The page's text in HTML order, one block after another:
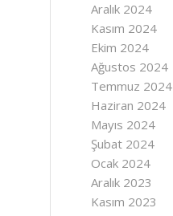
Aralık 2024
Kasım 2024
Ekim 2024
Ağustos 2024
Temmuz 2024
Haziran 2024
Mayıs 2024
Şubat 2024
Ocak 2024
Aralık 2023
Kasım 2023